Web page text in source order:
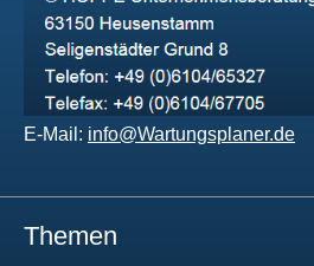
E-Mail: info@Wartungsplaner.de
Themen